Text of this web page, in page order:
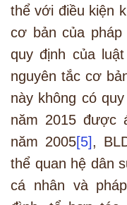
thể với điều kiện
cơ bản của
quy định của
nguyên tắc cơ
này không có
năm 2015 được
năm 2005[5],
thể quan hệ dân
cá nhân và